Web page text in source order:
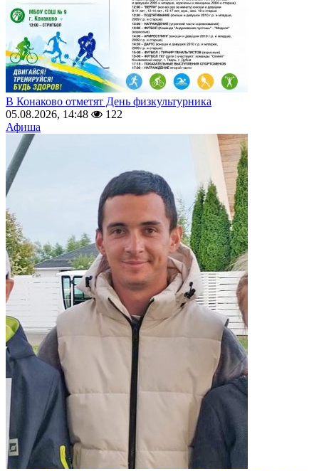
В Конаково отметят День физкультурника
05.08.2026, 14:48
122
Афиша